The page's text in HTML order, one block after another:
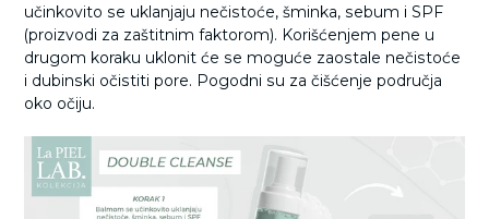
učinkovito se uklanjaju nečistoće, šminka, sebum i SPF
(proizvodi za zaštitnim faktorom). Korišćenjem pene u
drugom koraku uklonit će se moguće zaostale nečistoće
i dubinski očistiti pore. Pogodni su za čišćenje područja
oko očiju.